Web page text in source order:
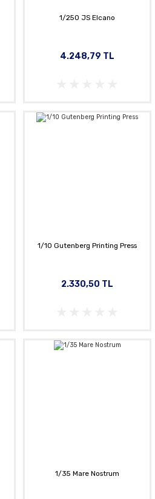
1/250 JS Elcano
4.248,79 TL
1/10 Gutenberg Printing Press
2.330,50 TL
1/35 Mare Nostrum